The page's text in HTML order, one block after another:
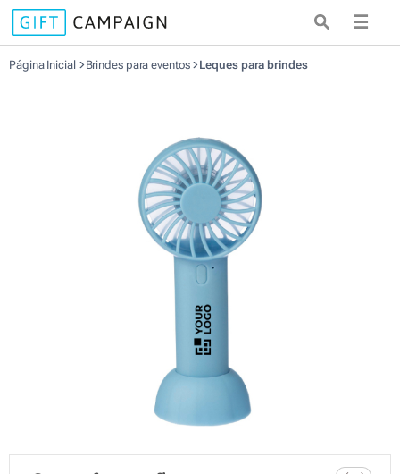
☰
Página Inicial Brindes para eventos Leques para brindes